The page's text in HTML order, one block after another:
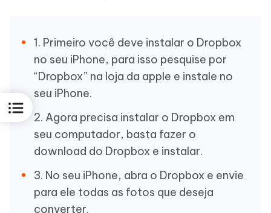
1. Primeiro você deve instalar o Dropbox
no seu iPhone, para isso pesquise por
“Dropbox” na loja da apple e instale no
seu iPhone.
2. Agora precisa instalar o Dropbox em
seu computador, basta fazer o
download do Dropbox e instalar.
3. No seu iPhone, abra o Dropbox e envie
para ele todas as fotos que deseja
converter.